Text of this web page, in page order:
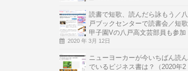
読書で短歌、読んだら詠もう／八
戸ブックセンターで読書会／短歌
甲子園Vの八戸高文芸部員も参加
2020 年 3月 12日
ニューヨーカーが今いちばん読ん
でいるビジネス書は？（2020年2